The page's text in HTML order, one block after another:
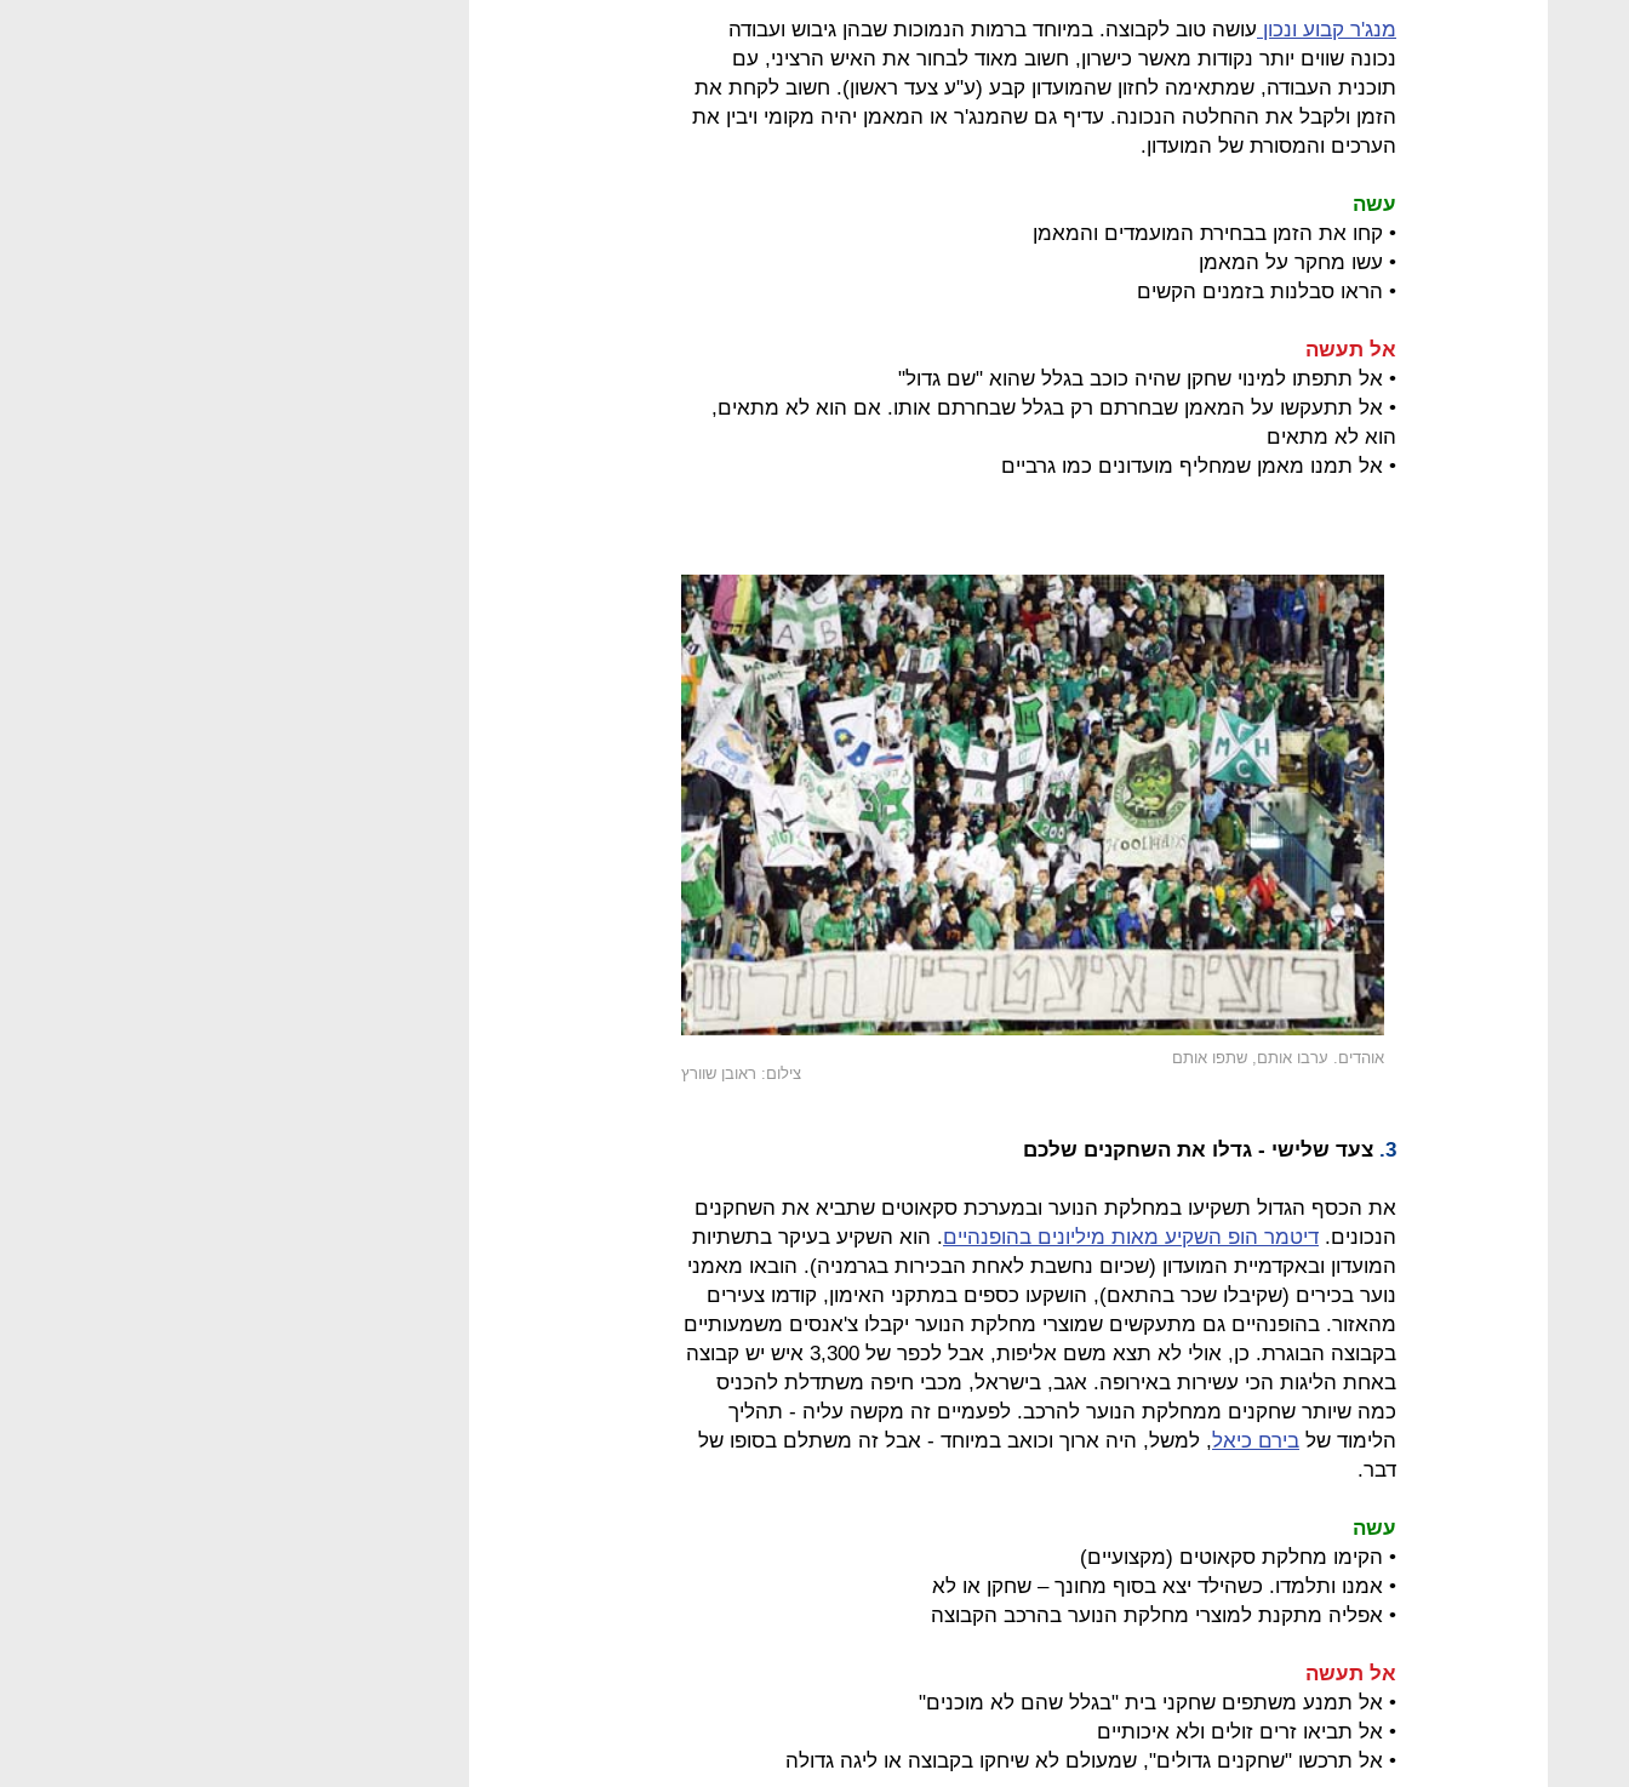
מנג'ר קבוע ונכון עושה טוב לקבוצה. במיוחד ברמות הנמוכות שבהן גיבוש ועבודה
נכונה שווים יותר נקודות מאשר כישרון, חשוב מאוד לבחור את האיש הרציני, עם
תוכנית העבודה, שמתאימה לחזון שהמועדון קבע (ע"ע צעד ראשון). חשוב לקחת את
הזמן ולקבל את ההחלטה הנכונה. עדיף גם שהמנג'ר או המאמן יהיה מקומי ויבין את
הערכים והמסורת של המועדון.
עשה
• קחו את הזמן בבחירת המועמדים והמאמן
• עשו מחקר על המאמן
• הראו סבלנות בזמנים הקשים
אל תעשה
• אל תתפתו למינוי שחקן שהיה כוכב בגלל שהוא "שם גדול"
• אל תתעקשו על המאמן שבחרתם רק בגלל שבחרתם אותו. אם הוא לא מתאים,
הוא לא מתאים
• אל תמנו מאמן שמחליף מועדונים כמו גרביים
אוהדים. ערבו אותם, שתפו אותם
צילום: ראובן שוורץ
3. צעד שלישי - גדלו את השחקנים שלכם
את הכסף הגדול תשקיעו במחלקת הנוער ובמערכת סקאוטים שתביא את השחקנים
הנכונים. דיטמר הופ השקיע מאות מיליונים בהופנהיים. הוא השקיע בעיקר בתשתיות
המועדון ובאקדמיית המועדון (שכיום נחשבת לאחת הבכירות בגרמניה). הובאו מאמני
נוער בכירים (שקיבלו שכר בהתאם), הושקעו כספים במתקני האימון, קודמו צעירים
מהאזור. בהופנהיים גם מתעקשים שמוצרי מחלקת הנוער יקבלו צ'אנסים משמעותיים
בקבוצה הבוגרת. כן, אולי לא תצא משם אליפות, אבל לכפר של 3,300 איש יש קבוצה
באחת הליגות הכי עשירות באירופה. אגב, בישראל, מכבי חיפה משתדלת להכניס
כמה שיותר שחקנים ממחלקת הנוער להרכב. לפעמיים זה מקשה עליה - תהליך
הלימוד של בירם כיאל, למשל, היה ארוך וכואב במיוחד - אבל זה משתלם בסופו של
דבר.
עשה
• הקימו מחלקת סקאוטים (מקצועיים)
• אמנו ותלמדו. כשהילד יצא בסוף מחונך – שחקן או לא
• אפליה מתקנת למוצרי מחלקת הנוער בהרכב הקבוצה
אל תעשה
• אל תמנע משתפים שחקני בית "בגלל שהם לא מוכנים"
• אל תביאו זרים זולים ולא איכותיים
• אל תרכשו "שחקנים גדולים", שמעולם לא שיחקו בקבוצה או ליגה גדולה